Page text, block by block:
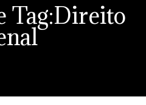
Tag:Direito